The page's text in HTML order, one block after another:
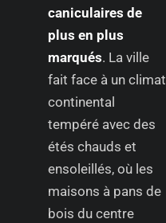
caniculaires de
plus en plus
marqués. La ville
fait face à un climat
continental
tempéré avec des
étés chauds et
ensoleillés, où les
maisons à pans de
bois du centre